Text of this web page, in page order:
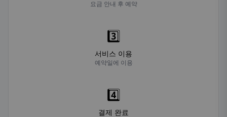
요금 안내 후 예약
3️⃣
서비스 이용
예약일에 이용
4️⃣
결제 완료